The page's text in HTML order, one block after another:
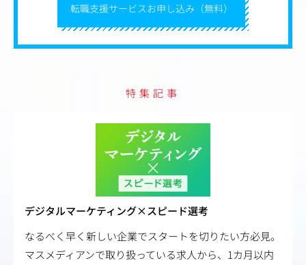
転職支援サービスお申し込み（無料）
特集記事
デジタルマーケティング×スピード選考
なるべく早く新しい企業でスタートを切りたい方必見。
マスメディアンで取り扱っている求人から、1カ月以内